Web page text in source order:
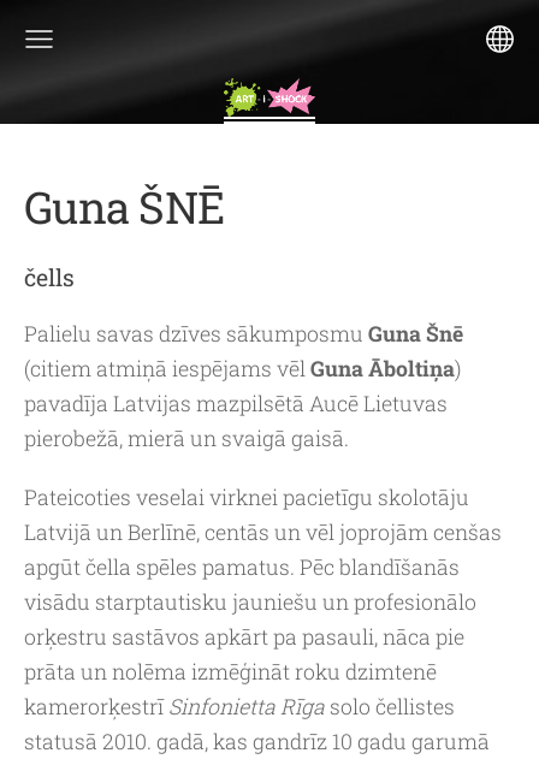
Guna ŠNĒ
čells
Palielu savas dzīves sākumposmu GunaŠnē
(citiem atmiņā iespējams vēl Guna Āboltiņa)
pavadīja Latvijas mazpilsētā Aucē Lietuvas
pierobežā, mierā un svaigā gaisā.
Pateicoties veselai virknei pacietīgu skolotāju
Latvijā un Berlīnē, centās un vēl joprojām cenšas
apgūt čella spēles pamatus. Pēc blandīšanās
visādu starptautisku jauniešu un profesionālo
orķestru sastāvos apkārt pa pasauli, nāca pie
prāta un nolēma izmēģināt roku dzimtenē
kamerorķestrīSinfonietta Rīga solo čellistes
statusā 2010. gadā, kas gandrīz 10 gadu garumā